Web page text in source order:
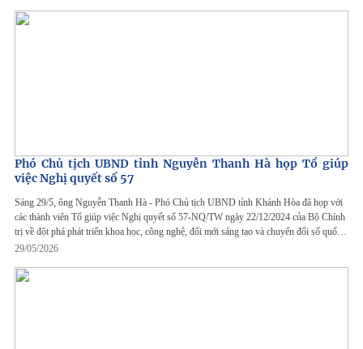
Phó Chủ tịch UBND tỉnh Nguyễn Thanh Hà họp Tổ giúp
việc Nghị quyết số 57
Sáng 29/5, ông Nguyễn Thanh Hà - Phó Chủ tịch UBND tỉnh Khánh Hòa đã họp với
các thành viên Tổ giúp việc Nghị quyết số 57-NQ/TW ngày 22/12/2024 của Bộ Chính
trị về đột phá phát triển khoa học, công nghệ, đổi mới sáng tạo và chuyển đổi số quốc
gia.
29/05/2026